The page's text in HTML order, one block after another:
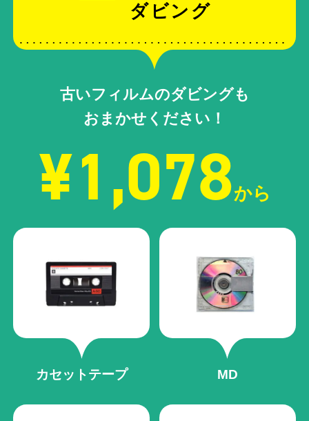
ダビング
古いフィルムのダビングも
おまかせください！
¥1,078から
カセットテープ MD